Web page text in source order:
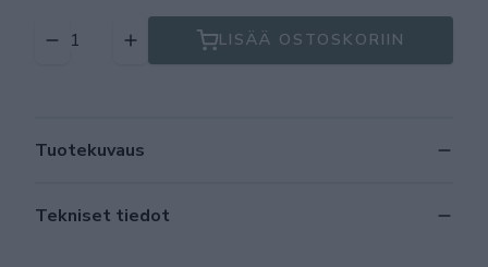
LISÄÄ OSTOSKORIIN
Tuotekuvaus
Tekniset tiedot